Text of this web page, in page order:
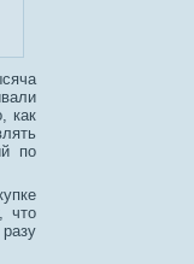
как
по
что